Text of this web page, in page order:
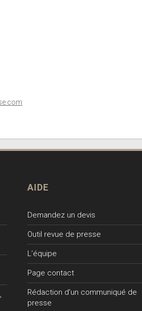
AIDE
Demandez un devis
Outil revue de presse
L’équipe
Page contact
Rédaction d’un communiqué de
presse